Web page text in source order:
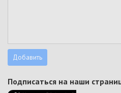
Подписаться на наши